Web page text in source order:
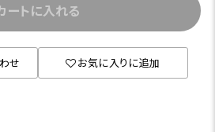
ートに入れる
せ お気に入りに追加